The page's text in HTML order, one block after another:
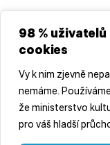
98 %
cookies
Vy k nim zjevně
nemáme.
že ministerstvo
pro váš hladší
České republiky a